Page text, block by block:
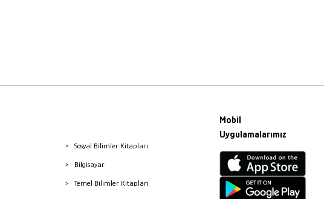
Sosyal Bilimler Kitapları
Bilgisayar
Temel Bilimler Kitapları
Mobil
Uygulamalarımız